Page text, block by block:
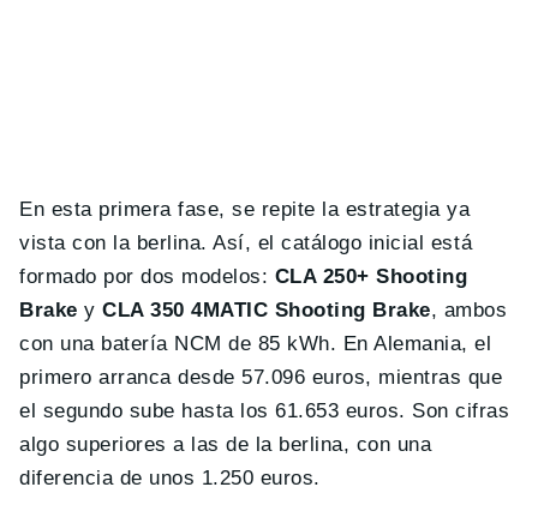
En esta primera fase, se repite la estrategia ya
vista con la berlina. Así, el catálogo inicial está
formado por dos modelos: CLA 250+ Shooting
Brake yCLA 350 4MATIC Shooting Brake, ambos
con una batería NCM de 85 kWh. En Alemania, el
primero arranca desde 57.096 euros, mientras que
el segundo sube hasta los 61.653 euros. Son cifras
algo superiores a las de la berlina, con una
diferencia de unos 1.250 euros.